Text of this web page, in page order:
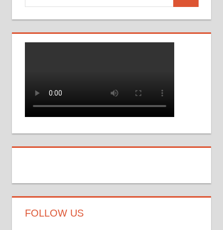
pour :
FOLLOW US